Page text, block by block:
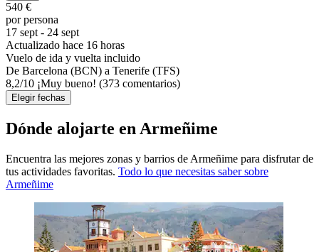
540 €
por persona
17 sept - 24 sept
Actualizado hace 16 horas
Vuelo de ida y vuelta incluido
De Barcelona (BCN) a Tenerife (TFS)
8,2/10 ¡Muy bueno! (373 comentarios)
Elegir fechas
Dónde alojarte en Armeñime
Encuentra las mejores zonas y barrios de Armeñime para disfrutar de
tus actividades favoritas. Todo lo que necesitas saber sobre
Armeñime